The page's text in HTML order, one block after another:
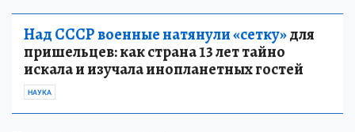
Над СССР военные натянули «сетку»для
пришельцев: как страна 13 лет тайно
искала и изучала инопланетных гостей
НАУКА